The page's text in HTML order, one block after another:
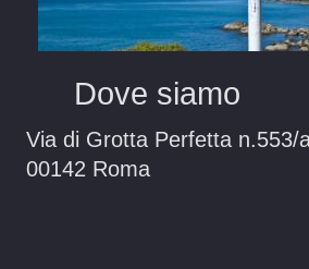
Dove
Via di Grotta Perfetta n.553/
00142 Roma